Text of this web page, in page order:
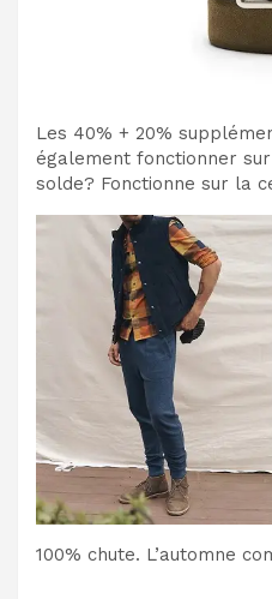
Les 40% + 20%
également fonctionner
solde? Fonctionne sur la
100% chute. L’automne